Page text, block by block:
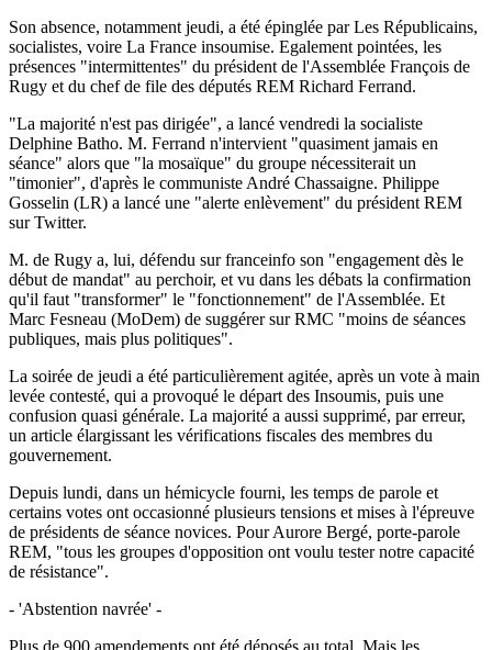
Son absence, notamment jeudi, a été épinglée par Les Républicains,
socialistes, voire La France insoumise. Egalement pointées, les
présences "intermittentes" du président de l'Assemblée François de
Rugy et du chef de file des députés REM Richard Ferrand.
"La majorité n'est pas dirigée", a lancé vendredi la socialiste
Delphine Batho. M. Ferrand n'intervient "quasiment jamais en
séance" alors que "la mosaïque" du groupe nécessiterait un
"timonier", d'après le communiste André Chassaigne. Philippe
Gosselin (LR) a lancé une "alerte enlèvement" du président REM
sur Twitter.
M. de Rugy a, lui, défendu sur franceinfo son "engagement dès le
début de mandat" au perchoir, et vu dans les débats la confirmation
qu'il faut "transformer" le "fonctionnement" de l'Assemblée. Et
Marc Fesneau (MoDem) de suggérer sur RMC "moins de séances
publiques, mais plus politiques".
La soirée de jeudi a été particulièrement agitée, après un vote à main
levée contesté, qui a provoqué le départ des Insoumis, puis une
confusion quasi générale. La majorité a aussi supprimé, par erreur,
un article élargissant les vérifications fiscales des membres du
gouvernement.
Depuis lundi, dans un hémicycle fourni, les temps de parole et
certains votes ont occasionné plusieurs tensions et mises à l'épreuve
de présidents de séance novices. Pour Aurore Bergé, porte-parole
REM, "tous les groupes d'opposition ont voulu tester notre capacité
de résistance".
- 'Abstention navrée' -
Plus de 900 amendements ont été déposés au total. Mais les